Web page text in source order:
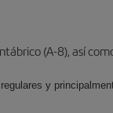
(A-8), así
y